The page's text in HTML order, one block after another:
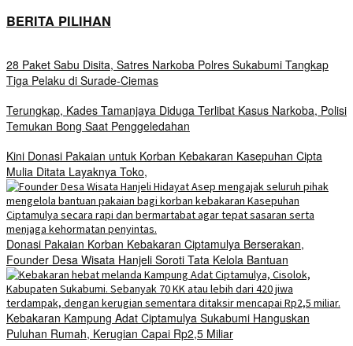
BERITA PILIHAN
28 Paket Sabu Disita, Satres Narkoba Polres Sukabumi Tangkap
Tiga Pelaku di Surade-Ciemas
Terungkap, Kades Tamanjaya Diduga Terlibat Kasus Narkoba, Polisi
Temukan Bong Saat Penggeledahan
Kini Donasi Pakaian untuk Korban Kebakaran Kasepuhan Cipta
Mulia Ditata Layaknya Toko,
Donasi Pakaian Korban Kebakaran Ciptamulya Berserakan,
Founder Desa Wisata Hanjeli Soroti Tata Kelola Bantuan
Kebakaran Kampung Adat Ciptamulya Sukabumi Hanguskan
Puluhan Rumah, Kerugian Capai Rp2,5 Miliar